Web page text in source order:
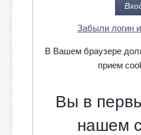
Забыли логин
В Вашем браузере
прием
Вы в
нашем